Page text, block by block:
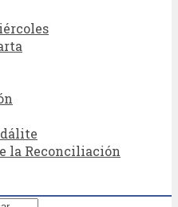
la Reconciliación